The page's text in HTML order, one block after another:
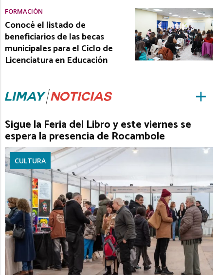
FORMACIÓN
Conocé el listado de
beneficiarios de las becas
municipales para el Ciclo de
Licenciatura en Educación
Sigue la Feria del Libro y este viernes se
espera la presencia de Rocambole
CULTURA